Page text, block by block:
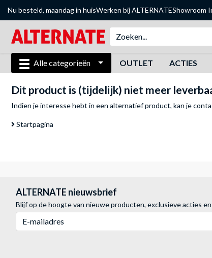
Nu besteld, maandag in huisWerken bij ALTERNATEShowroom
Alle categorieën OUTLET ACTIES
Dit product is (tijdelijk) niet meer
Indien je interesse hebt in een alternatief product, kan je
Startpagina
ALTERNATE nieuwsbrief
Blijf op de hoogte van nieuwe producten, exclusieve acties